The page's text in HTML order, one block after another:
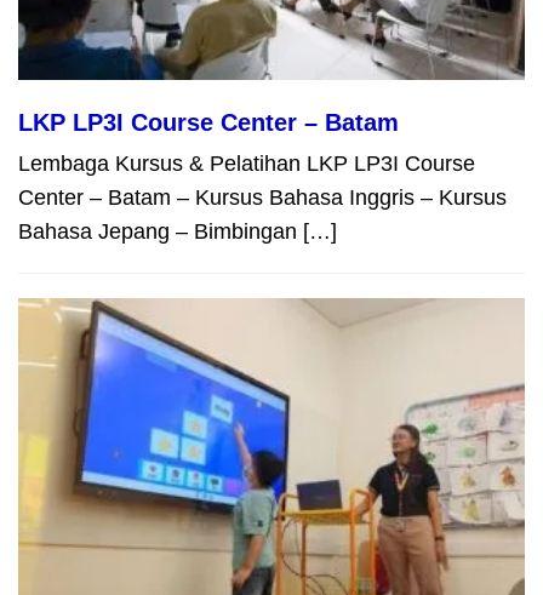
LKP LP3I Course Center – Batam
Lembaga Kursus & Pelatihan LKP LP3I Course
Center – Batam – Kursus Bahasa Inggris – Kursus
Bahasa Jepang – Bimbingan […]